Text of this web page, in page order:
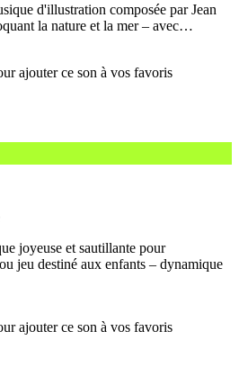
d'illustration composée par Jean
la nature et la mer – avec…
joyeuse et sautillante pour
jeu destiné aux enfants – dynamique